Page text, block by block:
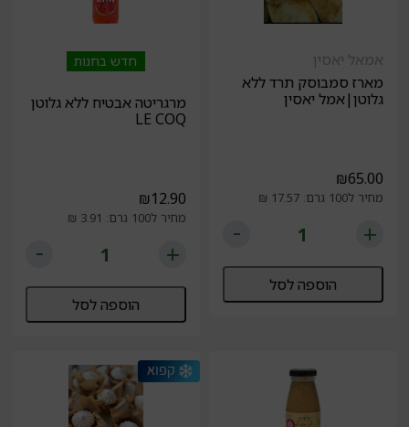
אמאל יאסין
מארז סמבוסק תרד ללא
גלוטן|אמל יאסין
₪65.00
מחיר ל100 גרם: 17.57 ₪
הוספה לסל
חדש בחנות
מרגריטה אבטיח ללא גלוטן
LE COQ
₪12.90
מחיר ל100 גרם: 3.91 ₪
הוספה לסל